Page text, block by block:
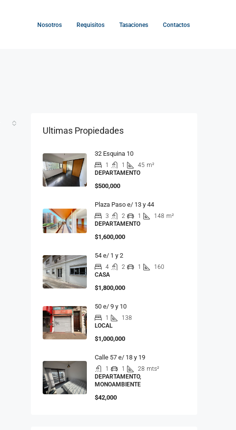
Nosotros Requisitos Tasaciones Contactos
Ultimas Propiedades
32 Esquina 10
1 1 45 m²
DEPARTAMENTO
$500,000
Plaza Paso e/ 13 y 44
3 2 1 148 m²
DEPARTAMENTO
$1,600,000
54 e/ 1 y 2
4 2 1
160
CASA
$1,800,000
50 e/ 9 y 10
1
138
LOCAL
$1,000,000
Calle 57 e/ 18 y 19
1 1 28 mts²
DEPARTAMENTO,
MONOAMBIENTE
$42,000